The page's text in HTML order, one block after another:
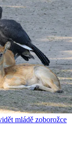
mládě zoborožce